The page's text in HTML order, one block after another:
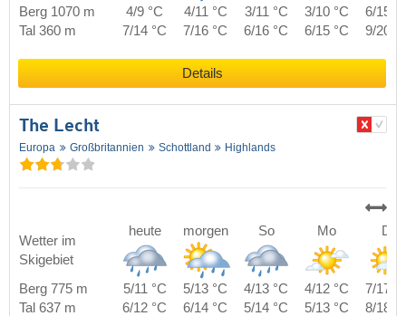
Berg 1070 m 4/9 °C 4/11 °C 3/11 °C 3/10 °C
6/15
Tal 360 m
7/14 °C 7/16 °C 6/16 °C 6/15 °C 9/20
Details
The Lecht
Europa Großbritannien Schottland Highlands
Wetter im
Skigebiet
heute morgen So Mo Di
Berg 775 m 5/11 °C 5/13 °C 4/13 °C 4/12 °C
7/17
Tal 637 m
6/12 °C 6/14 °C 5/14 °C 5/13 °C 8/18